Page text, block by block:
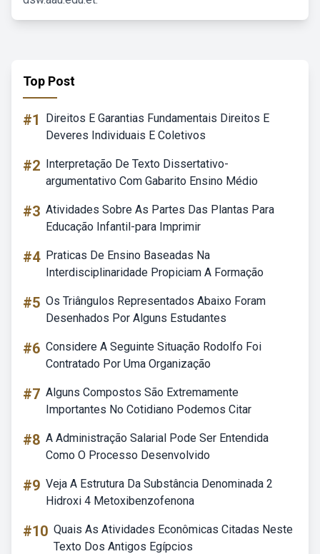
Top Post
#1
Direitos E Garantias Fundamentais Direitos E
Deveres Individuais E Coletivos
#2 Interpretação De Texto Dissertativo-
argumentativo Com Gabarito Ensino Médio
#3 Atividades Sobre As Partes Das Plantas Para
Educação Infantil-para Imprimir
#4 Praticas De Ensino Baseadas Na
Interdisciplinaridade Propiciam A Formação
#5 Os Triângulos Representados Abaixo Foram
Desenhados Por Alguns Estudantes
#6 Considere A Seguinte Situação Rodolfo Foi
Contratado Por Uma Organização
#7 Alguns Compostos São Extremamente
Importantes No Cotidiano Podemos Citar
#8 A Administração Salarial Pode Ser Entendida
Como O Processo Desenvolvido
#9 Veja A Estrutura Da Substância Denominada 2
Hidroxi 4 Metoxibenzofenona
#10 Quais As Atividades Econômicas Citadas Neste
Texto Dos Antigos Egípcios